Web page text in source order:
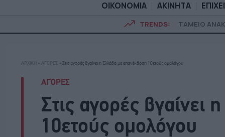
ΟΙΚΟΝΟΜΙΑ ΑΚΙΝΗΤΑ
TRENDS: ΤΑΜΕΙΟ
ΟΙΚΟΝΟΜΙΑ
ΑΡΧΙΚΗ » ΑΓΟΡΕΣ » Στις αγορές βγαίνει η Ελλάδα με επανέκδοση 10ετούς ομολόγου
ΑΓΟΡΕΣ
Στις αγορές βγαίνει
10ετούς ομολόγου